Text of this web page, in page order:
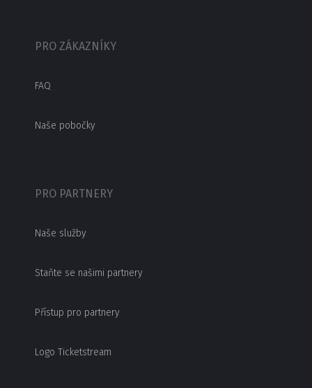
PRO ZÁKAZNÍKY
FAQ
Naše pobočky
PRO PARTNERY
Naše služby
Staňte se našimi partnery
Přístup pro partnery
Logo Ticketstream